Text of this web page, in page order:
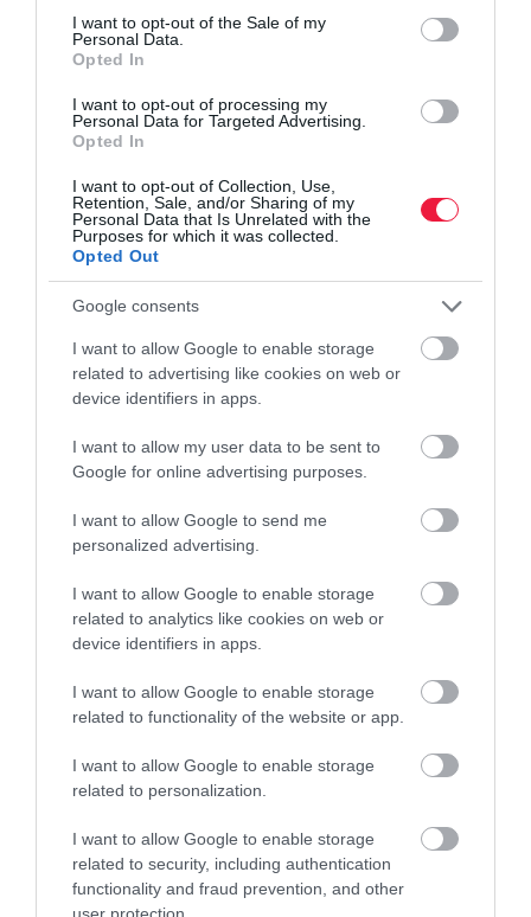
consent section.
I want to opt-out of the Sale of my
Personal Data.
Opted In
I want to opt-out of processing my
Personal Data for Targeted Advertising.
Opted In
I want to opt-out of Collection, Use,
Retention, Sale, and/or Sharing of my
Personal Data that Is Unrelated with the
Purposes for which it was collected.
Opted Out
Google consents
I want to allow Google to enable storage
related to advertising like cookies on web or
device identifiers in apps.
I want to allow my user data to be sent to
Google for online advertising purposes.
I want to allow Google to send me
personalized advertising.
I want to allow Google to enable storage
related to analytics like cookies on web or
device identifiers in apps.
I want to allow Google to enable storage
related to functionality of the website or app.
I want to allow Google to enable storage
related to personalization.
I want to allow Google to enable storage
related to security, including authentication
functionality and fraud prevention, and other
user protection.
törlesztők
Az egyetemi felvételi pontszámok közzététele után megindult az
albérletkeresés. Vagy éppen az ötletlés, megéri-e kis lakást venni a
gyermeknek. Itt vannak a lakáshitelek kamatai.